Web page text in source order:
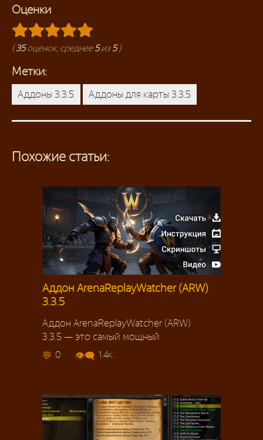
Оценки
(35оценок, среднее5из 5)
Метки:
Аддоны 3.3.5 Аддоны для карты 3.3.5
Похожие статьи:
Аддон ArenaReplayWatcher (ARW)
3.3.5
Аддон ArenaReplayWatcher (ARW)
3.3.5 — это самый мощный
0 1.4к.